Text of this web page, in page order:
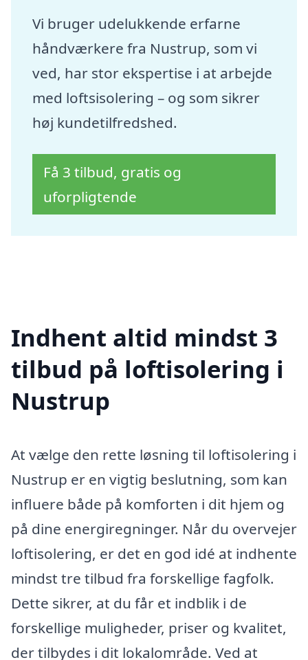
Vi bruger udelukkende erfarne
håndværkere fra Nustrup, som vi
ved, har stor ekspertise i at arbejde
med loftsisolering – og som sikrer
høj kundetilfredshed.
Få 3 tilbud, gratis og
uforpligtende
Indhent altid mindst 3
tilbud på loftisolering i
Nustrup
At vælge den rette løsning til loftisolering i
Nustrup er en vigtig beslutning, som kan
influere både på komforten i dit hjem og
på dine energiregninger. Når du overvejer
loftisolering, er det en god idé at indhente
mindst tre tilbud fra forskellige fagfolk.
Dette sikrer, at du får et indblik i de
forskellige muligheder, priser og kvalitet,
der tilbydes i dit lokalområde. Ved at